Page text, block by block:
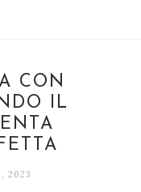
CON
IL
2023